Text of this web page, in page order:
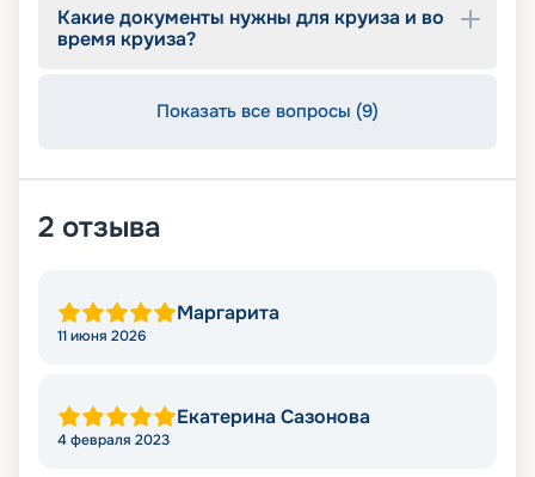
Какие документы нужны для круиза и во
время круиза?
Показать все вопросы (9)
2 отзыва
Маргарита
11 июня 2026
Екатерина Сазонова
4 февраля 2023